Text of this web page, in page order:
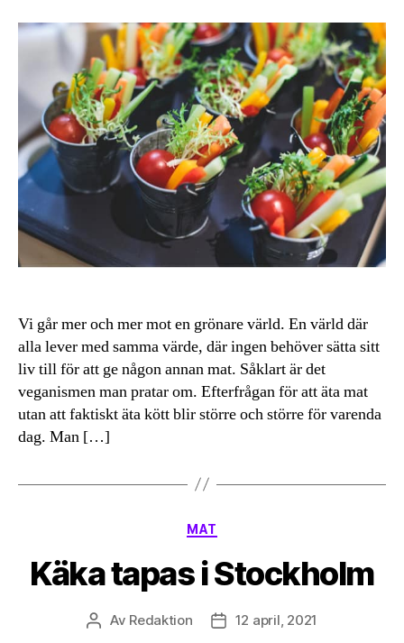
Vi går mer och mer mot en grönare värld. En värld där
alla lever med samma värde, där ingen behöver sätta sitt
liv till för att ge någon annan mat. Såklart är det
veganismen man pratar om. Efterfrågan för att äta mat
utan att faktiskt äta kött blir större och större för varenda
dag. Man […]
Kategorier
MAT
Käka tapas i Stockholm
Inläggsförfattare
Av Redaktion Inläggsdatum
12 april, 2021